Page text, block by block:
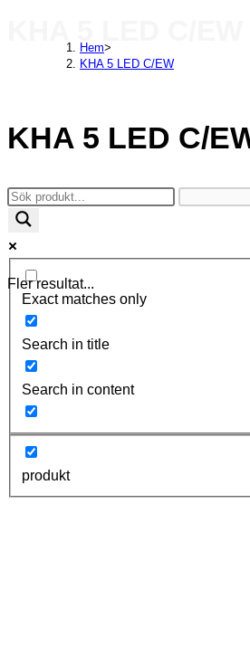
Hem>
KHA 5 LED C/EW
KHA 5 LED C/
Fler resultat...
Exact matches only
Search in title
Search in content
produkt